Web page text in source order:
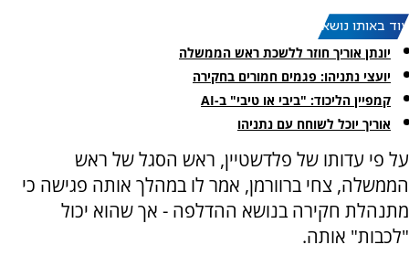
עוד באותו נושא:
יונתן אוריך חוזר ללשכת ראש הממשלה
יועצי נתניהו: פגמים חמורים בחקירה
קמפיין הליכוד: "ביבי או טיבי" ב-AI
אוריך יוכל לשוחח עם נתניהו
על פי עדותו של פלדשטיין, ראש הסגל של ראש
הממשלה, צחי ברוורמן, אמר לו במהלך אותה פגישה כי
מתנהלת חקירה בנושא ההדלפה - אך שהוא יכול
"לכבות" אותה.